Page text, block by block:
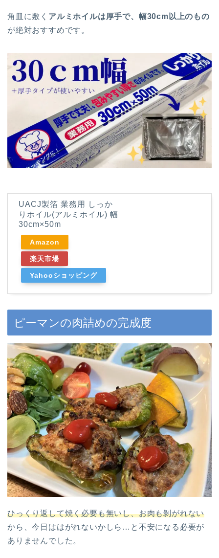
角皿に敷く アルミホイルは厚手で、幅30cm以上のもの
が絶対おすすめです。
UACJ製箔 業務用 しっか
りホイル(アルミホイル) 幅
30cm×50m
Amazon
楽天市場
Yahooショッピング
ピーマンの肉詰めの完成度
ひっくり返して焼く必要も無いし、お肉も剝がれない
から、今日ははがれないかしら…と不安になる必要が
ありませんでした。